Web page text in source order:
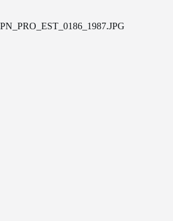
PN_PRO_EST_0186_1987.JPG